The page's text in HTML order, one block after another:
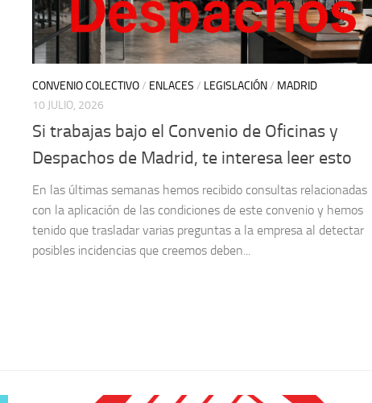
CONVENIO COLECTIVO/ ENLACES / LEGISLACIÓN/ MADRID
10 JULIO, 2026
Si trabajas bajo el Convenio de Oficinas y
Despachos de Madrid, te interesa leer esto
En las últimas semanas hemos recibido consultas relacionadas
con la aplicación de las condiciones de este convenio y hemos
tenido que trasladar varias preguntas a la empresa al detectar
posibles incidencias que creemos deben...